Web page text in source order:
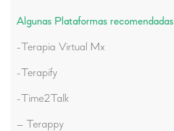
Algunas Plataformas recomendadas
-Terapia Virtual Mx
-Terapify
-Time2Talk
– Terappy